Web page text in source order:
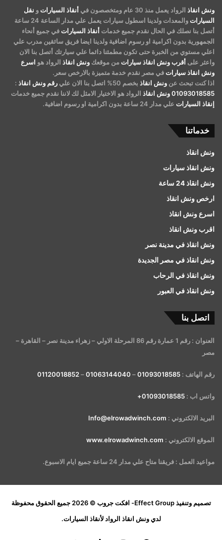
ونش انقاذ الرواد يعمل منذ 30 عام ومتخصصون في أنقاذ السيارات و نقل
السيارات
والمعدات ولدينا اسطول سيارات يعمل علي مدار الساعة 24 ساعة
أتصل بنا نصلك في الحال نقدم جميع خدمات أنقاذ السيارات في جميع أنحاء
الجمهورية بدون اكرامية او رسوم اضافية ولدينا ايضا فريق سائقين مدرب علي
اعلي مستوي من الخبرة حتى تكون مطمئنا دائما علي سيارتك أتصل بنا الان
واعثر على أقرب ونش انقاذ سيارات من موقعك ونش انقاذ الرواد هو اسرع
ونش انقاذ سيارات في مصر نقدم خدمة متميزة بالارخص سعر.
اذا كنت تبحث عن ونش انقاذ بخصم 50% اتصل بنا الان علي رقم ونش انقاذ :
01093018585ونش انقاذ الرواد هو الاختيار الامثل لك لاننا نقدم جميع خدمات
إنقاذ السيارات علي مدار 24 ساعة بدون اكرامية او رسوم اضافية.
خدماتنا
ونش انقاذ
ونش انقاذ سيارات
ونش انقاذ 24 ساعة
ارخص ونش انقاذ
اسرع ونش انقاذ
اقرب ونش انقاذ
ونش انقاذ في مدينة نصر
ونش انقاذ في مصر الجديدة
ونش انقاذ في الرحاب
ونش انقاذ في العبور
اتصل بنا
العنوان : رقم 1 عمارة رقم 86 المرحلة الاولي – زهراء مدينة نصر – القاهرة –
مصر
رقم الهاتف : 01093018585
–
01063144040
–
01120018852
واتس اب : 01093018585+
البريد الالكتروني : Info@elrowadwinch.com
الموقع الالكتروني : www.elrowadwinch.com
مواعيد العمل : فريقنا متاح علي مدار 24 ساعة جميع ايام الاسبوع.
تصميم وتنفيذEffect Group- افكت جروب
© 2026 جميع الحقوق محفوظة
لديونش انقاذ الرواد لأنقاذ السيارات.